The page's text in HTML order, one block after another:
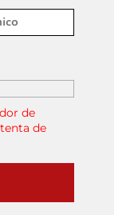
de
de